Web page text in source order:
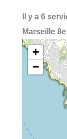
Il y a 6
Marseille
+
−